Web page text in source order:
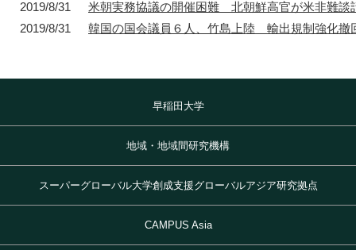
2019/8/31
米朝実務協議の開催困難 北朝鮮高官が米非難談
2019/8/31
韓国の国会議員６人、竹島上陸 輸出規制強化撤
早稲田大学
地域・地域間研究機構
スーパーグローバル大学創成支援グローバルアジア研究拠点
CAMPUS Asia